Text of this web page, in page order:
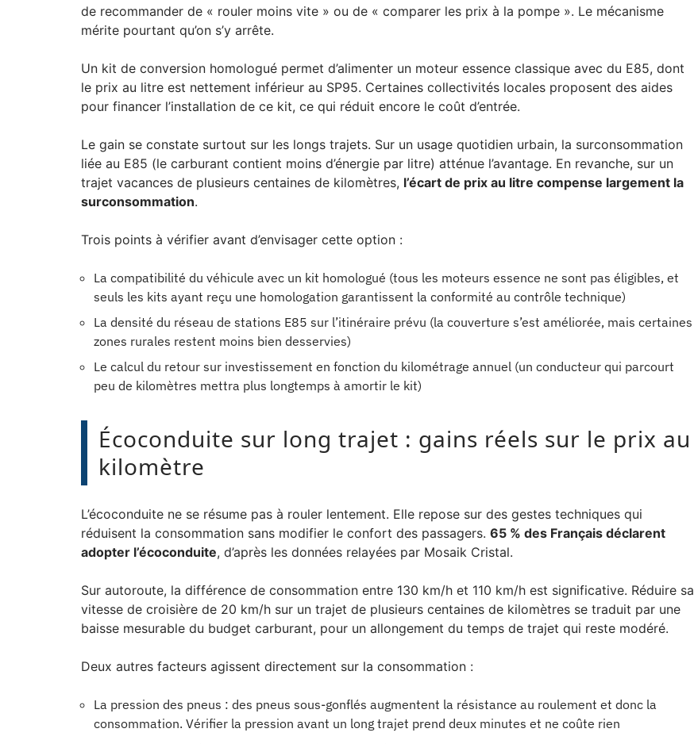
de recommander de « rouler moins vite » ou de « comparer les prix à la pompe ». Le mécanisme
mérite pourtant qu’on s’y arrête.
Un kit de conversion homologué permet d’alimenter un moteur essence classique avec du E85, dont
le prix au litre est nettement inférieur au SP95. Certaines collectivités locales proposent des aides
pour financer l’installation de ce kit, ce qui réduit encore le coût d’entrée.
Le gain se constate surtout sur les longs trajets. Sur un usage quotidien urbain, la surconsommation
liée au E85 (le carburant contient moins d’énergie par litre) atténue l’avantage. En revanche, sur un
trajet vacances de plusieurs centaines de kilomètres, l’écart de prix au litre compense largement la
surconsommation.
Trois points à vérifier avant d’envisager cette option :
La compatibilité du véhicule avec un kit homologué (tous les moteurs essence ne sont pas éligibles, et
seuls les kits ayant reçu une homologation garantissent la conformité au contrôle technique)
La densité du réseau de stations E85 sur l’itinéraire prévu (la couverture s’est améliorée, mais certaines
zones rurales restent moins bien desservies)
Le calcul du retour sur investissement en fonction du kilométrage annuel (un conducteur qui parcourt
peu de kilomètres mettra plus longtemps à amortir le kit)
Écoconduite sur long trajet : gains réels sur le prix au
kilomètre
L’écoconduite ne se résume pas à rouler lentement. Elle repose sur des gestes techniques qui
réduisent la consommation sans modifier le confort des passagers. 65 % des Français déclarent
adopter l’écoconduite, d’après les données relayées par Mosaik Cristal.
Sur autoroute, la différence de consommation entre 130 km/h et 110 km/h est significative. Réduire sa
vitesse de croisière de 20 km/h sur un trajet de plusieurs centaines de kilomètres se traduit par une
baisse mesurable du budget carburant, pour un allongement du temps de trajet qui reste modéré.
Deux autres facteurs agissent directement sur la consommation :
La pression des pneus : des pneus sous-gonflés augmentent la résistance au roulement et donc la
consommation. Vérifier la pression avant un long trajet prend deux minutes et ne coûte rien